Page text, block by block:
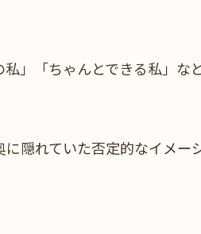
」「ちゃんとできる私」な
隠れていた否定的なイメー